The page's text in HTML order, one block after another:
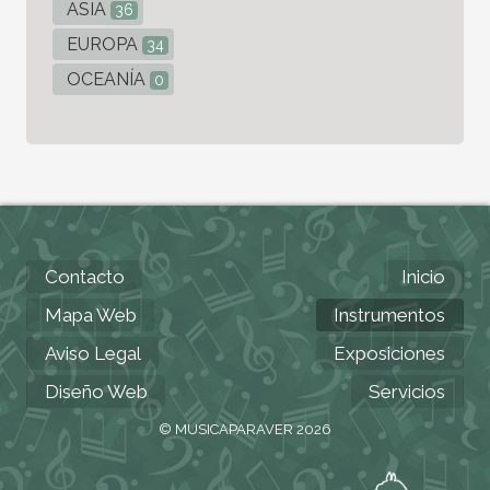
ASIA 36
EUROPA 34
OCEANÍA 0
Contacto
Mapa Web
Aviso Legal
Diseño Web
Inicio
Instrumentos
Exposiciones
Servicios
© MUSICAPARAVER 2026